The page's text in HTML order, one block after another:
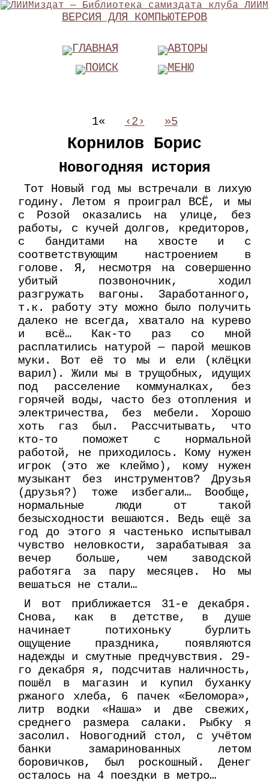
ВЕРСИЯ ДЛЯ КОМПЬЮТЕРОВ
ГЛАВНАЯ
АВТОРЫ
ПОИСК
МЕНЮ
1« ‹2› »5
Корнилов Борис
Новогодняя история
Тот Новый год мы встречали в лихую
годину. Летом я проиграл ВСЁ, и мы
с Розой оказались на улице, без
работы, с кучей долгов, кредиторов,
с бандитами на хвосте и с
соответствующим настроением в
голове. Я, несмотря на совершенно
убитый позвоночник, ходил
разгружать вагоны. Заработанного,
т.к. работу эту можно было получить
далеко не всегда, хватало на курево
и всё… Как-то раз со мной
расплатились натурой — парой мешков
муки. Вот её то мы и ели (клёцки
варил). Жили мы в трущобных, идущих
под расселение коммуналках, без
горячей воды, часто без отопления и
электричества, без мебели. Хорошо
хоть газ был. Рассчитывать, что
кто-то поможет с нормальной
работой, не приходилось. Кому нужен
игрок (это же клеймо), кому нужен
музыкант без инструментов? Друзья
(друзья?) тоже избегали… Вообще,
нормальные люди от такой
безысходности вешаются. Ведь ещё за
год до этого я частенько испытывал
чувство неловкости, зарабатывая за
вечер больше, чем заводской
работяга за пару месяцев. Но мы
вешаться не стали…
И вот приближается 31-е декабря.
Снова, как в детстве, в душе
начинает потихоньку бурлить
ощущение праздника, появляются
надежды и смутные предчувствия. 29-
го декабря я, подсчитав наличность,
пошёл в магазин и купил буханку
ржаного хлеба, 6 пачек «Беломора»,
литр водки «Наша» и две свежих,
среднего размера салаки. Рыбку я
засолил. Новогодний стол, с учётом
банки замаринованных летом
боровичков, был роскошный. Денег
осталось на 4 поездки в метро…